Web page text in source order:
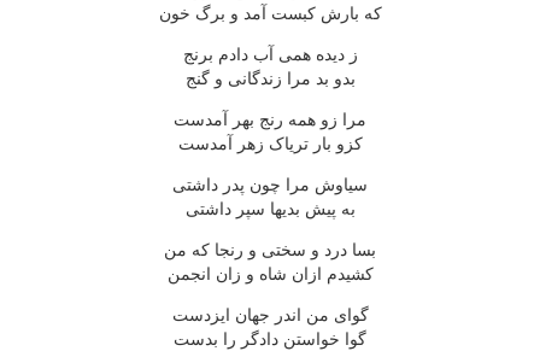
که بارش کبست آمد و برگ خون
ز دیده همی آب دادم برنج
بدو بد مرا زندگانی و گنج
مرا زو همه رنج بهر آمدست
کزو بار تریاک زهر آمدست
سیاوش مرا چون پدر داشتی
به پیش بدیها سپر داشتی
بسا درد و سختی و رنجا که من
کشیدم ازان شاه و زان انجمن
گوای من اندر جهان ایزدست
گوا خواستن دادگر را بدست